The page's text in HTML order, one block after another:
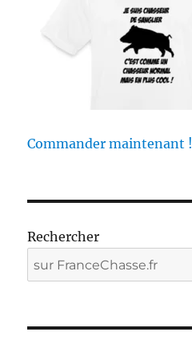
Commander maintenant !
Rechercher